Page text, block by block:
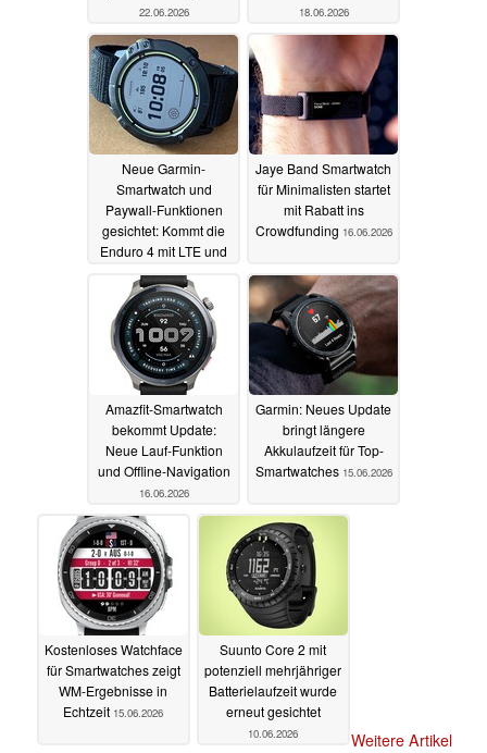
22.06.2026 18.06.2026
Neue Garmin-
Smartwatch und
Paywall-Funktionen
gesichtet: Kommt die
Enduro 4 mit LTE und
Solar?17.06.2026
Jaye Band Smartwatch
für Minimalisten startet
mit Rabatt ins
Crowdfunding 16.06.2026
Amazfit-Smartwatch
bekommt Update:
Neue Lauf-Funktion
und Offline-Navigation
16.06.2026
Garmin: Neues Update
bringt längere
Akkulaufzeit für Top-
Smartwatches 15.06.2026
Kostenloses Watchface
für Smartwatches zeigt
WM-Ergebnisse in
Echtzeit 15.06.2026
Suunto Core 2 mit
potenziell mehrjähriger
Batterielaufzeit wurde
erneut gesichtet
10.06.2026
Weitere Artikel